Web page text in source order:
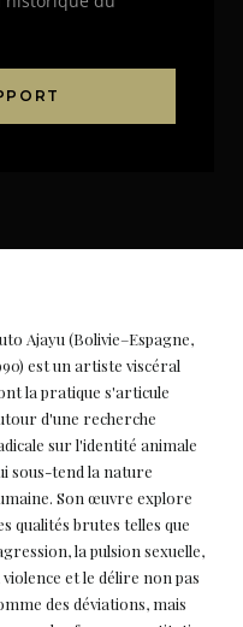
Ajayu (Bolivie–Espagne,
est un artiste viscéral
la pratique s'articule
d'une recherche
sur l'identité animale
sous-tend la nature
Son œuvre explore
qualités brutes telles que
la pulsion sexuelle,
violence et le délire non pas
des déviations, mais